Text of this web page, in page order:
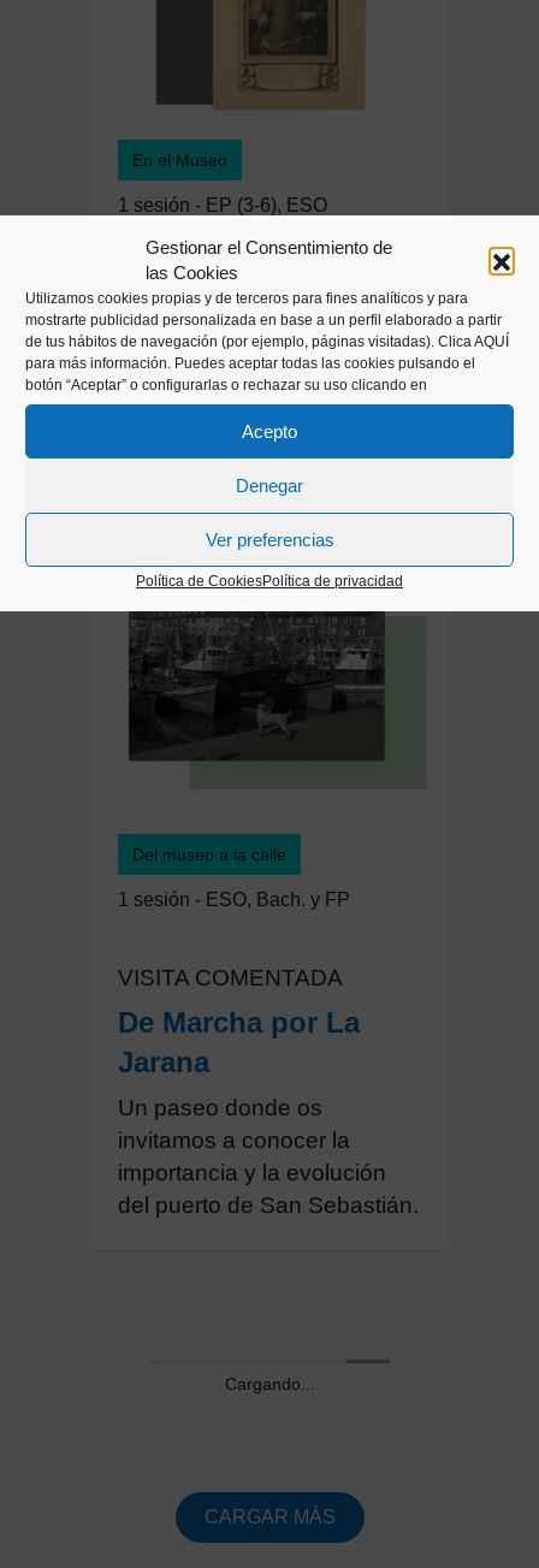
Gestionar el Consentimiento de
las Cookies
Utilizamos cookies propias y de terceros para fines analíticos y para
mostrarte publicidad personalizada en base a un perfil elaborado a partir
de tus hábitos de navegación (por ejemplo, páginas visitadas). Clica AQUÍ
para más información. Puedes aceptar todas las cookies pulsando el
botón “Aceptar” o configurarlas o rechazar su uso clicando en
Acepto
Denegar
Ver preferencias
Política de CookiesPolítica de privacidad
En el Museo
1 sesión - EP (3-6), ESO
TALLER
Navega con los
exploradores vascos
lejanos y qué conseguíamos
de estas exploraciones?
Del museo a la calle
1 sesión - ESO, Bach. y FP
VISITA COMENTADA
De Marcha por La
Jarana
Un paseo donde os
invitamos a conocer la
importancia y la evolución
del puerto de San Sebastián.
Cargando...
CARGAR MÁS